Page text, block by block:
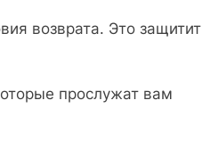
возврата. Это защитит
прослужат вам